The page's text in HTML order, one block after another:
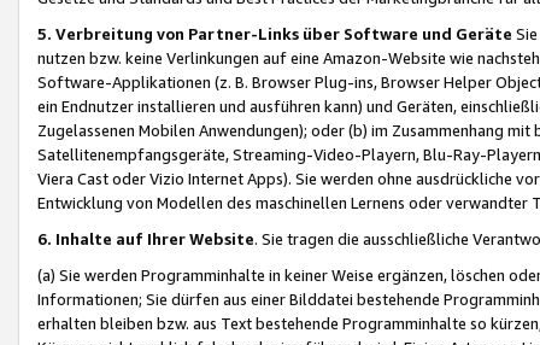
5. Verbreitung von Partner-Links über Software und Geräte
nutzen bzw. keine Verlinkungen auf eine Amazon-Website wie
Software-Applikationen (z. B. Browser Plug-ins, Browser Helper
ein Endnutzer installieren und ausführen kann) und Geräten,
Zugelassenen Mobilen Anwendungen); oder (b) im Zusammenhang
Satellitenempfangsgeräte, Streaming-Video-Playern, Blu-Ray-
Viera Cast oder Vizio Internet Apps). Sie werden ohne ausdrückliche
Entwicklung von Modellen des maschinellen Lernens oder
6. Inhalte auf Ihrer Website. Sie tragen die ausschließliche
(a) Sie werden Programminhalte in keiner Weise ergänzen, löschen
Informationen; Sie dürfen aus einer Bilddatei bestehende
erhalten bleiben bzw. aus Text bestehende Programminhalte so